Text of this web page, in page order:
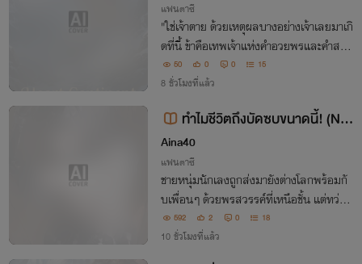
แฟนตาซี
"ใช่เจ้าตาย ด้วยเหตุผลบางอย่างเจ้าเลยมาเกิ
ดที่นี้ ข้าคือเทพเจ้าแห่งคำอวยพรและคำสาป
คำอวยพรของข้าทรงพลังเหนือเทพองค์ใดๆ
เจ้าขออะไรก็ได้แต่พราะความสมดุลเจ้าจะได้
คำสาปที่ทรงพลังไปด้วย เลือกให้ดีก่อนจะข
อ"
50 0 0 15
8 ชั่วโมงที่แล้ว
ทำไมชีวิตถึงบัดซบขนาดนี้! (NC
25+)
Aina40
แฟนตาซี
ชายหนุ่มนักเลงถูกส่งมายังต่างโลกพร้อมกั
บเพื่อนๆ ด้วยพรสวรรค์ที่เหนือชั้น แต่ทว่าเข
านั้นกลับกลายเป็นสาวสวยไปเสียแล้ว เขาใ
ช้โอกาสนี้ในการตีสนิทคนที่ชอบเพื่อหวังทำแ
ต้ม หารู้ไหมว่าชีวิตของเขาต้องเปลี่ยนไป
592 2 0 18
10 ชั่วโมงที่แล้ว